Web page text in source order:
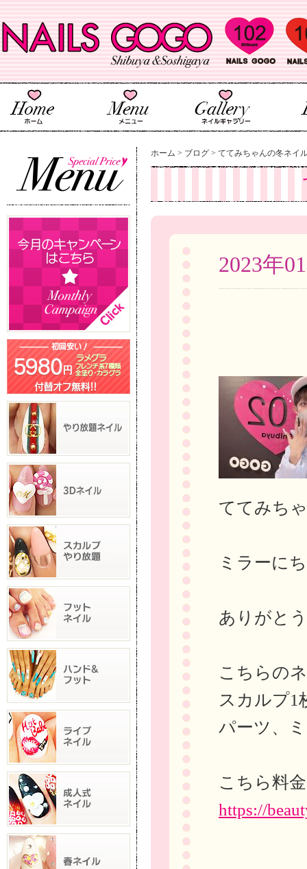
ホーム > ブログ > ててみちゃんの冬ネイ
2023年
ててみち
ミラーに
ありがと
こちらの
スカルプ1
パーツ、
こちら料
https://